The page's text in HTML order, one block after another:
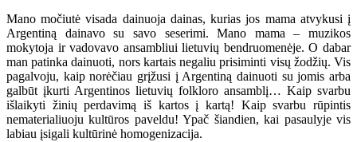
Mano močiutė visada dainuoja dainas, kurias jos mama atvykusi į
Argentiną dainavo su savo seserimi. Mano mama – muzikos
mokytoja ir vadovavo ansambliui lietuvių bendruomenėje. O dabar
man patinka dainuoti, nors kartais negaliu prisiminti visų žodžių. Vis
pagalvoju, kaip norėčiau grįžusi į Argentiną dainuoti su jomis arba
galbūt įkurti Argentinos lietuvių folkloro ansamblį… Kaip svarbu
išlaikyti žinių perdavimą iš kartos į kartą! Kaip svarbu rūpintis
nematerialiuoju kultūros paveldu! Ypač šiandien, kai pasaulyje vis
labiau įsigali kultūrinė homogenizacija.